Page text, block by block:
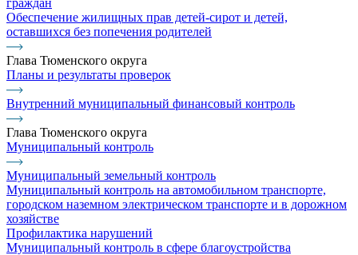
граждан
Обеспечение жилищных прав детей-сирот и детей,
оставшихся без попечения родителей
Глава Тюменского округа
Планы и результаты проверок
Внутренний муниципальный финансовый контроль
Глава Тюменского округа
Муниципальный контроль
Муниципальный земельный контроль
Муниципальный контроль на автомобильном транспорте,
городском наземном электрическом транспорте и в дорожном
хозяйстве
Профилактика нарушений
Муниципальный контроль в сфере благоустройства